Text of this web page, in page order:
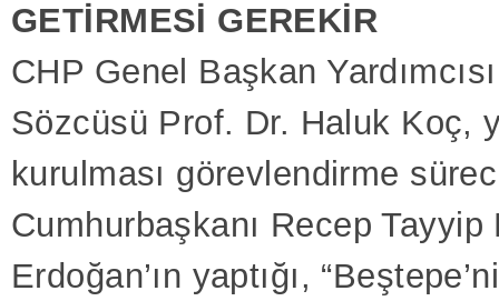
GETİRMESİ GEREKİR
CHP Genel Başkan
Sözcüsü Prof. Dr. Haluk Koç,
kurulması görevlendirme
Cumhurbaşkanı Recep Tayyip
Erdoğan’ın yaptığı,